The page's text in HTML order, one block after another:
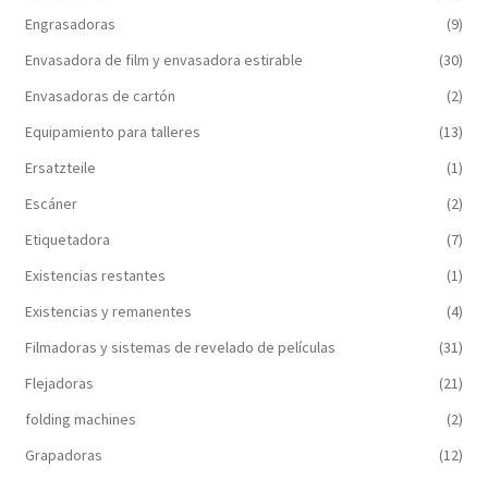
Engrasadoras
(9)
Envasadora de film y envasadora estirable
(30)
Envasadoras de cartón
(2)
Equipamiento para talleres
(13)
Ersatzteile
(1)
Escáner
(2)
Etiquetadora
(7)
Existencias restantes
(1)
Existencias y remanentes
(4)
Filmadoras y sistemas de revelado de películas
(31)
Flejadoras
(21)
folding machines
(2)
Grapadoras
(12)